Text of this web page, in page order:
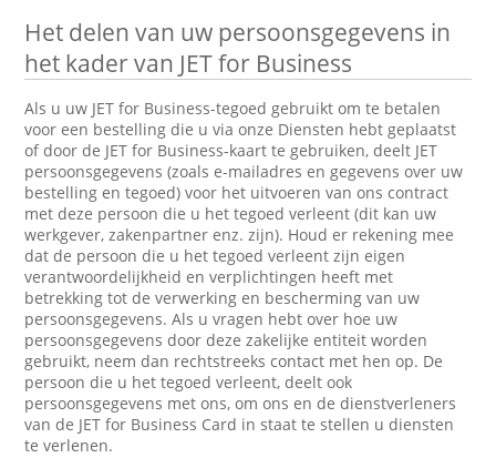
Het delen van uw persoonsgegevens in
het kader van JET for Business
Als u uw JET for Business-tegoed gebruikt om te betalen
voor een bestelling die u via onze Diensten hebt geplaatst
of door de JET for Business-kaart te gebruiken, deelt JET
persoonsgegevens (zoals e-mailadres en gegevens over uw
bestelling en tegoed) voor het uitvoeren van ons contract
met deze persoon die u het tegoed verleent (dit kan uw
werkgever, zakenpartner enz. zijn). Houd er rekening mee
dat de persoon die u het tegoed verleent zijn eigen
verantwoordelijkheid en verplichtingen heeft met
betrekking tot de verwerking en bescherming van uw
persoonsgegevens. Als u vragen hebt over hoe uw
persoonsgegevens door deze zakelijke entiteit worden
gebruikt, neem dan rechtstreeks contact met hen op. De
persoon die u het tegoed verleent, deelt ook
persoonsgegevens met ons, om ons en de dienstverleners
van de JET for Business Card in staat te stellen u diensten
te verlenen.